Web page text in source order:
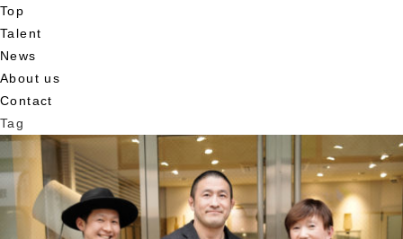
Top
Talent
News
About us
Contact
Tag